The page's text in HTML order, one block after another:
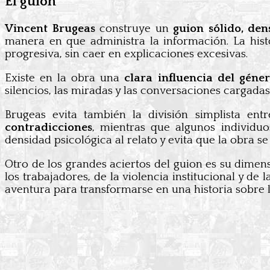
Vincent Brugeasconstruye un guion sólido,
manera en que administra la información. La
progresiva, sin caer en explicaciones excesivas.
Existe en la obra una clara influencia del
silencios, las miradas y las conversaciones
Brugeas evita también la división simplista
contradicciones, mientras que algunos
densidad psicológica al relato y evita que la obra
Otro de los grandes aciertos del guion es su
los trabajadores, de la violencia institucional y de
aventura para transformarse en una historia